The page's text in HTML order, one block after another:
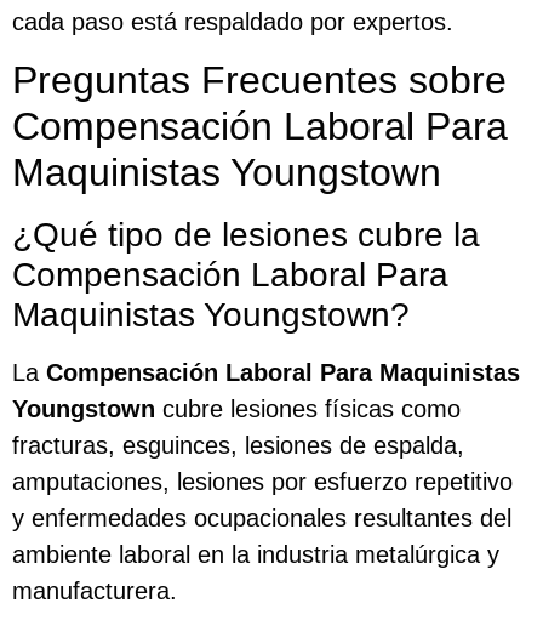
cada paso está respaldado por expertos.
Preguntas Frecuentes sobre
Compensación Laboral Para
Maquinistas Youngstown
¿Qué tipo de lesiones cubre la
Compensación Laboral Para
Maquinistas Youngstown?
La Compensación Laboral Para Maquinistas
Youngstown cubre lesiones físicas como
fracturas, esguinces, lesiones de espalda,
amputaciones, lesiones por esfuerzo repetitivo
y enfermedades ocupacionales resultantes del
ambiente laboral en la industria metalúrgica y
manufacturera.